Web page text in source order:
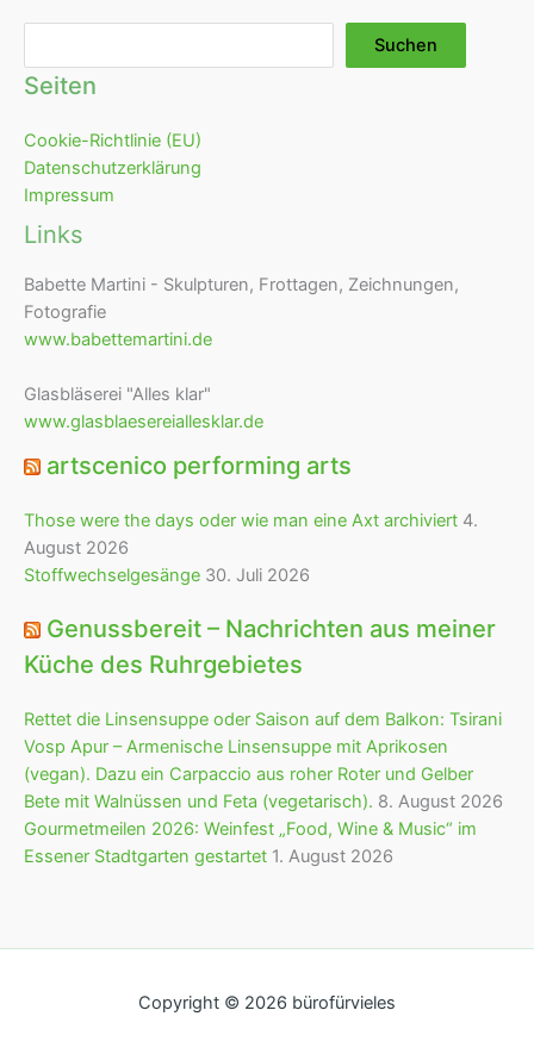
Suchen
Seiten
Cookie-Richtlinie (EU)
Datenschutzerklärung
Impressum
Links
Babette Martini - Skulpturen, Frottagen, Zeichnungen,
Fotografie
www.babettemartini.de
Glasbläserei "Alles klar"
www.glasblaesereiallesklar.de
artscenico performing arts
Those were the days oder wie man eine Axt archiviert 4.
August 2026
Stoffwechselgesänge 30. Juli 2026
Genussbereit – Nachrichten aus meiner
Küche des Ruhrgebietes
Rettet die Linsensuppe oder Saison auf dem Balkon: Tsirani
Vosp Apur – Armenische Linsensuppe mit Aprikosen
(vegan). Dazu ein Carpaccio aus roher Roter und Gelber
Bete mit Walnüssen und Feta (vegetarisch). 8. August 2026
Gourmetmeilen 2026: Weinfest „Food, Wine & Music“ im
Essener Stadtgarten gestartet 1. August 2026
Copyright © 2026 bürofürvieles